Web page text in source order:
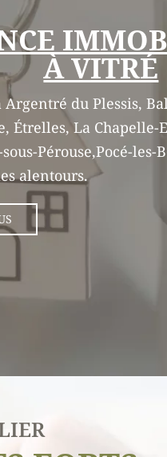
À VITRÉ
Argentré du Plessis,
Étrelles, La Chapelle-
Pérouse,Pocé-les-
alentours.